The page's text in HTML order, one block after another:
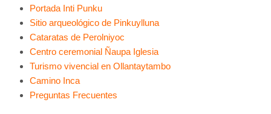
Portada Inti Punku
Sitio arqueológico de Pinkuylluna
Cataratas de Perolniyoc
Centro ceremonial Ñaupa Iglesia
Turismo vivencial en Ollantaytambo
Camino Inca
Preguntas Frecuentes